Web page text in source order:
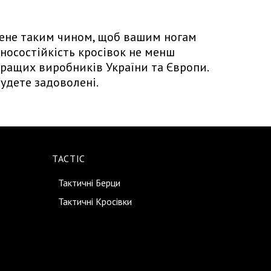
таким чином, щоб вашим ногам
кросівок не менш
виробників України та Європи.
задоволені.
TACTIC
Тактичні Берци
Тактичні Кросівки